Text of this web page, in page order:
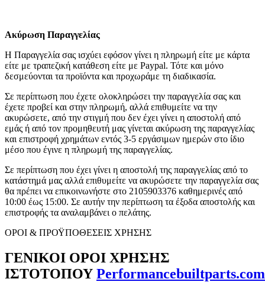
Ακύρωση Παραγγελίας
Η Παραγγελία σας ισχύει εφόσον γίνει η πληρωμή είτε με κάρτα
είτε με τραπεζική κατάθεση είτε με Paypal. Τότε και μόνο
δεσμεύονται τα προϊόντα και προχωράμε τη διαδικασία.
Σε περίπτωση που έχετε ολοκληρώσει την παραγγελία σας και
έχετε προβεί και στην πληρωμή, αλλά επιθυμείτε να την
ακυρώσετε, από την στιγμή που δεν έχει γίνει η αποστολή από
εμάς ή από τον προμηθευτή μας γίνεται ακύρωση της παραγγελίας
και επιστροφή χρημάτων εντός 3-5 εργάσιμων ημερών στο ίδιο
μέσο που έγινε η πληρωμή της παραγγελίας.
Σε περίπτωση που έχει γίνει η αποστολή της παραγγελίας από το
κατάστημά μας αλλά επιθυμείτε να ακυρώσετε την παραγγελία σας
θα πρέπει να επικοινωνήστε στο 2105903376 καθημερινές από
10:00 έως 15:00. Σε αυτήν την περίπτωση τα έξοδα αποστολής και
επιστροφής τα αναλαμβάνει ο πελάτης.
ΟΡΟΙ & ΠΡΟΫΠΟΘΕΣΕΙΣ ΧΡΗΣΗΣ
ΓΕΝΙΚΟΙ ΟΡΟΙ ΧΡΗΣΗΣ
ΙΣΤΟΤΟΠΟΥ Performancebuiltparts.com